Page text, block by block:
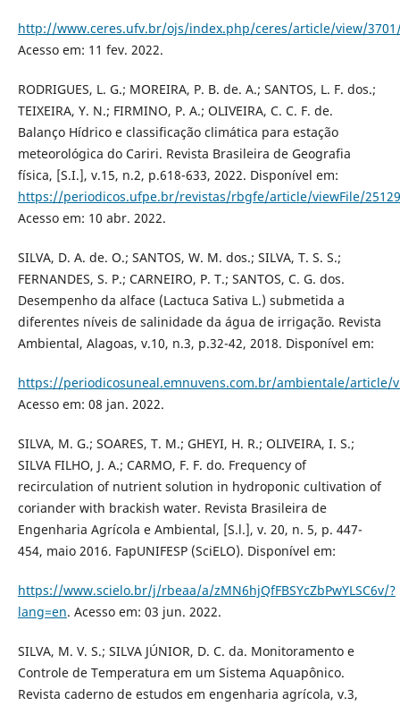
http://www.ceres.ufv.br/ojs/index.php/ceres/article/view/
Acesso em: 11 fev. 2022.
RODRIGUES, L. G.; MOREIRA, P. B. de. A.; SANTOS, L. F. dos.;
TEIXEIRA, Y. N.; FIRMINO, P. A.; OLIVEIRA, C. C. F. de.
Balanço Hídrico e classificação climática para estação
meteorológica do Cariri. Revista Brasileira de Geografia
física, [S.I.], v.15, n.2, p.618-633, 2022. Disponível em:
https://periodicos.ufpe.br/revistas/rbgfe/article/viewFile/
Acesso em: 10 abr. 2022.
SILVA, D. A. de. O.; SANTOS, W. M. dos.; SILVA, T. S. S.;
FERNANDES, S. P.; CARNEIRO, P. T.; SANTOS, C. G. dos.
Desempenho da alface (Lactuca Sativa L.) submetida a
diferentes níveis de salinidade da água de irrigação. Revista
Ambiental, Alagoas, v.10, n.3, p.32-42, 2018. Disponível em:
https://periodicosuneal.emnuvens.com.br/ambientale/article/
Acesso em: 08 jan. 2022.
SILVA, M. G.; SOARES, T. M.; GHEYI, H. R.; OLIVEIRA, I. S.;
SILVA FILHO, J. A.; CARMO, F. F. do. Frequency of
recirculation of nutrient solution in hydroponic cultivation of
coriander with brackish water. Revista Brasileira de
Engenharia Agrícola e Ambiental, [S.l.], v. 20, n. 5, p. 447-
454, maio 2016. FapUNIFESP (SciELO). Disponível em:
https://www.scielo.br/j/rbeaa/a/zMN6hjQfFBSYcZbPwYLSC6v/?
lang=en. Acesso em: 03 jun. 2022.
SILVA, M. V. S.; SILVA JÚNIOR, D. C. da. Monitoramento e
Controle de Temperatura em um Sistema Aquapônico.
Revista caderno de estudos em engenharia agrícola, v.3,